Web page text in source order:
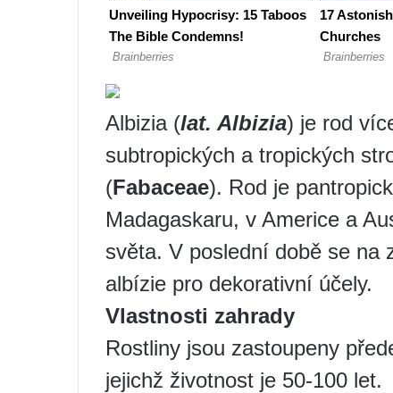
Albizia (lat. Albizia) je rod
subtropických a tropických
(Fabaceae). Rod je
Madagaskaru, v Americe a
světa. V poslední době se na
albízie pro dekorativní účely.
Vlastnosti zahrady
Rostliny jsou zastoupeny
jejichž životnost je 50-100 let.